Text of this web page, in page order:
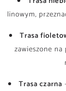
linowym,
Trasa
zawieszone
Trasa czarna